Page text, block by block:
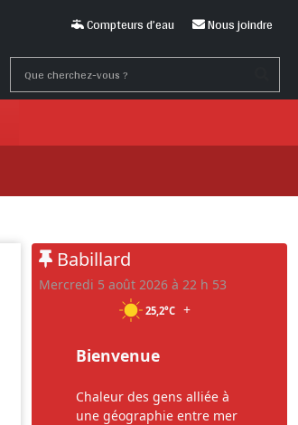
Compteurs d’eau Nous joindre
Babillard
mercredi 5 août 2026 à 22 h 53
25,2°C +
Bienvenue
Chaleur des gens alliée à
une géographie entre mer